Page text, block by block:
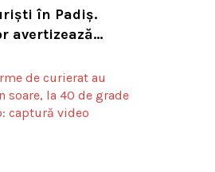
în Padiș.
avertizează